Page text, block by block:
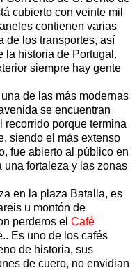
cubierto con veinte mil
contienen varias
de los transportes, así
la historia de Portugal.
siempre hay gente
de las más modernas
se encuentran
recorrido porque termina
siendo el más extenso
fue abierto al público en
una fortaleza y las zonas
en la plaza Batalla, es
u montón de
perderos el Café
Es uno de los cafés
de historia, sus
de cuero, no envidian